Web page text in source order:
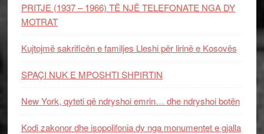
PRITJE (1937 – 1966) TË NJË TELEFONATE NGA DY
MOTRAT
Kujtojmë sakrificën e familjes Lleshi për lirinë e Kosovës
SPAÇI NUK E MPOSHTI SHPIRTIN
New York, qyteti që ndryshoi emrin… dhe ndryshoi botën
Kodi zakonor dhe isopolifonia dy nga monumentet e gjalla